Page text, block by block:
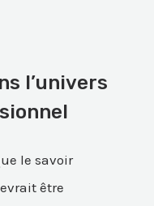
l’univers
le savoir
être